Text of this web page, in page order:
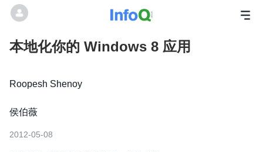
本地化你的 Windows 8 应用
Roopesh Shenoy
侯伯薇
2012-05-08